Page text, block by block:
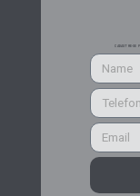
CADASTRE-SE